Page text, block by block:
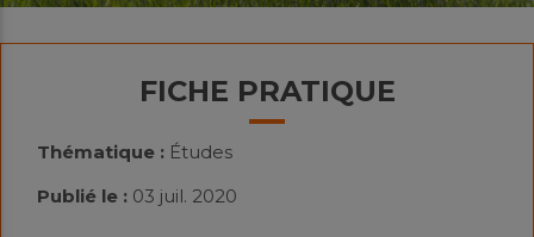
FICHE PRATIQUE
Thématique : Études
Publié le : 03 juil. 2020